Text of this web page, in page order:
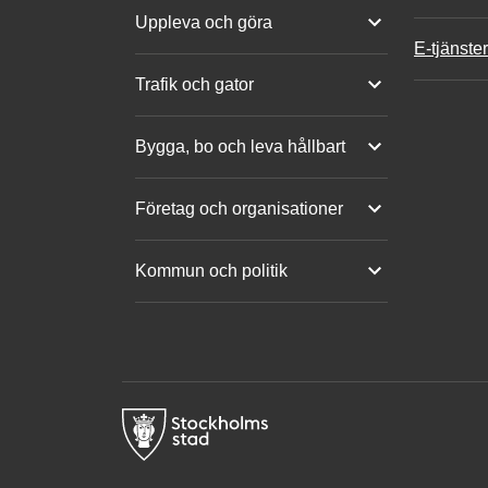
Uppleva och göra
Trafik och gator
Bygga, bo och leva hållbart
Företag och organisationer
Kommun och politik
E-tjänster